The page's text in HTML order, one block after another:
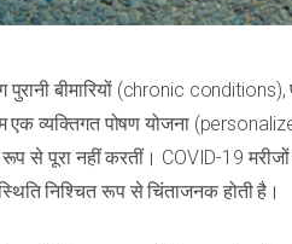
पुरानी बीमारियों (chronic
एक व्यक्तिगत पोषण योजना
रूप से पूरा नहीं करतीं। COVID-19
निश्चित रूप से चिंताजनक होती है।